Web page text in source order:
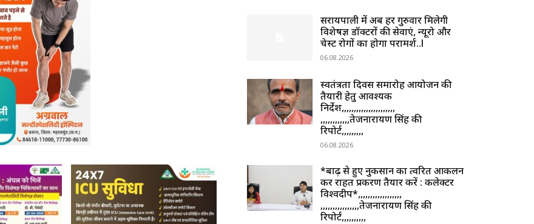
सरायपाली में अब हर गुरुवार मिलेगी
विशेषज्ञ डॉक्टरों की सेवाएं, न्यूरो और
चेस्ट रोगों का होगा परामर्श..l
06.08.2026
स्वतंत्रता दिवस समारोह आयोजन की
तैयारी हेतु आवश्यक
निर्देश,,,,,,,,,,,,,,,,,,,,,,
,,,,,,,,,,,,तेजनारायण सिंह की
रिपोर्ट,,,,,,,,,
06.08.2026
*बाढ़ से हुए नुकसान का त्वरित आकलन
कर राहत प्रकरण तैयार करें : कलेक्टर
विश्वदीप*,,,,,,,,,,,,,,,,,,
,,,,,,,,,,,,,,,,तेजनारायण सिंह की
रिपोर्ट,,,,,,,,,,